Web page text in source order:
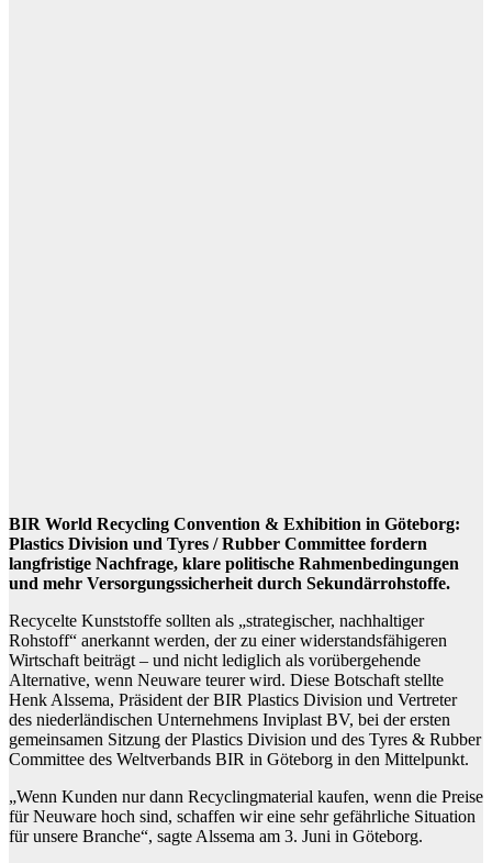
BIR World Recycling Convention & Exhibition in Göteborg:
Plastics Division und Tyres / Rubber Committee fordern
langfristige Nachfrage, klare politische Rahmenbedingungen
und mehr Versorgungssicherheit durch Sekundärrohstoffe.
Recycelte Kunststoffe sollten als „strategischer, nachhaltiger
Rohstoff“ anerkannt werden, der zu einer widerstandsfähigeren
Wirtschaft beiträgt – und nicht lediglich als vorübergehende
Alternative, wenn Neuware teurer wird. Diese Botschaft stellte
Henk Alssema, Präsident der BIR Plastics Division und Vertreter
des niederländischen Unternehmens Inviplast BV, bei der ersten
gemeinsamen Sitzung der Plastics Division und des Tyres & Rubber
Committee des Weltverbands BIR in Göteborg in den Mittelpunkt.
„Wenn Kunden nur dann Recyclingmaterial kaufen, wenn die Preise
für Neuware hoch sind, schaffen wir eine sehr gefährliche Situation
für unsere Branche“, sagte Alssema am 3. Juni in Göteborg.